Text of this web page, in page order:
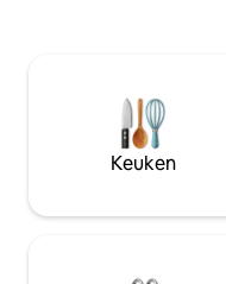
loungeruimte. Het hele
spectaculair uitzicht op
omgeving. Wandelen,
en water; voeg jezelf
Keuken